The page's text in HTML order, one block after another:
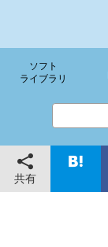
ソフト
ライブラリ
共有